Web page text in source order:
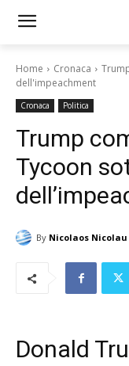
Home Cronaca
dell'impeachment
Cronaca Politica
Trump
Tycoon
By Nicolaos Nicolau
Donald